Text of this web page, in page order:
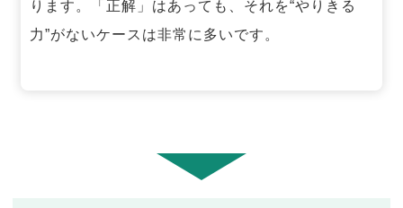
ります。「正解」はあっても、それを“やりきる
力”がないケースは非常に多いです。